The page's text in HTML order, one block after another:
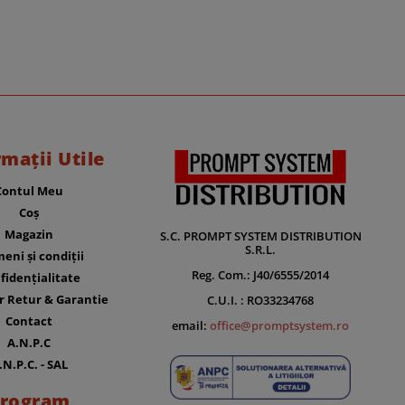
Utile
Meu
Coș
Magazin
și condiții
Retur & Garantie
Contact
A.N.P.C
- SAL
S.C. PROMPT SYSTEM DISTRIBUTION
S.R.L.
Reg. Com.: J40/6555/2014
C.U.I. : RO33234768
email: office@promptsystem.ro